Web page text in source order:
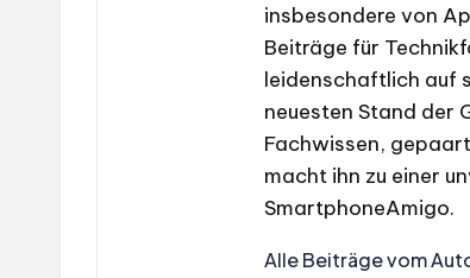
insbesondere von
Beiträge für
leidenschaftlich auf
neuesten Stand der
Fachwissen,
macht ihn zu einer
SmartphoneAmigo.
Alle Beiträge vom